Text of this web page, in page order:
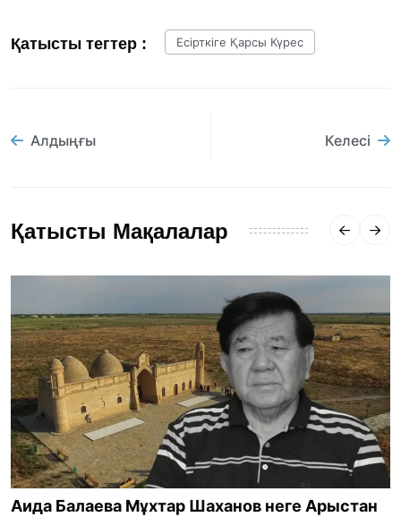
Қатысты тегтер : Есірткіге Қарсы Күрес
Алдыңғы Келесі
Қатысты Мақалалар
Аида Балаева Мұхтар Шаханов неге Арыстан